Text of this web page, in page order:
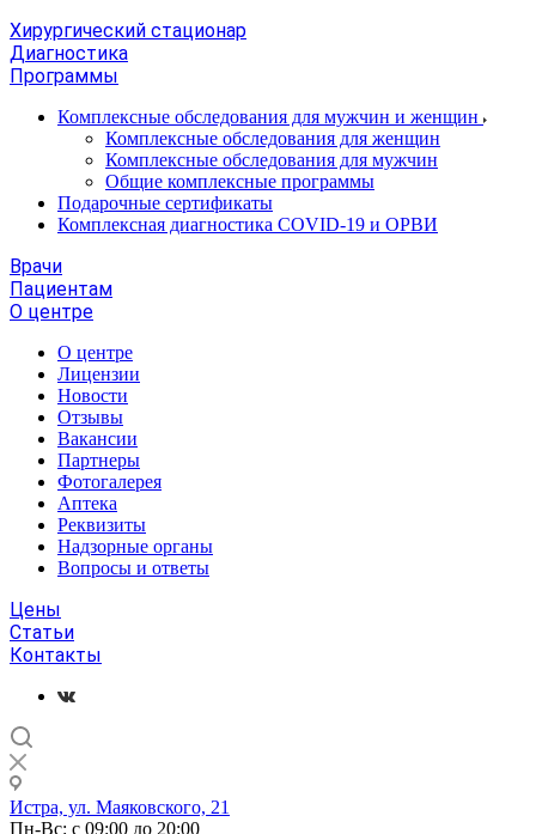
Хирургический стационар
Диагностика
Программы
Комплексные обследования для мужчин и женщин
Комплексные обследования для женщин
Комплексные обследования для мужчин
Общие комплексные программы
Подарочные сертификаты
Комплексная диагностика COVID-19 и ОРВИ
Врачи
Пациентам
О центре
О центре
Лицензии
Новости
Отзывы
Вакансии
Партнеры
Фотогалерея
Аптека
Реквизиты
Надзорные органы
Вопросы и ответы
Цены
Статьи
Контакты
Истра, ул. Маяковского, 21
Пн-Вс: с 09:00 до 20:00